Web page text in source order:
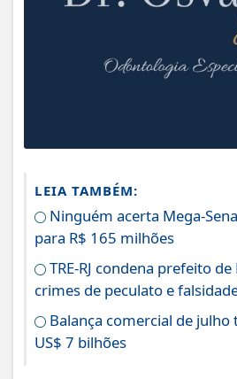
LEIA TAMBÉM:
Ninguém acerta Mega-
para R$ 165 milhões
TRE-RJ condena prefeito
crimes de peculato e
Balança comercial de
US$ 7 bilhões